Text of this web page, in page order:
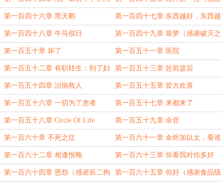
人（感谢咸鱼翻身再翻身的盟主 scary的盟主
第一百四十六章 黑天鹅 第一百四十七章 东西越好，东西越
坏
第一百四十八章 牛马假日 第一百四十九章 噩梦（感谢破灭之
刃的盟主
第一百五十章 坏了 第一百五十一章 医院
第一百五十二章 有职转生：到了妇
产科就拿出真本事
第一百五十三章 惩前毖后
第一百五十四章 治病救人 第一百五十五章 皆大欢喜
第一百五十六章 一切为了患者 第一百五十七章 来都来了
第一百五十八章 Circle Of Life 第一百五十九章 余音
第一百六十章 不死之症 第一百六十一章 余烬加以太，看谁
都是菜！
第一百六十二章 相逢恨晚 第一百六十三章 你看我对你多好
第一百六十四章 恩怨（感谢辰二狗 第一百六十五章 你好（感谢食品级